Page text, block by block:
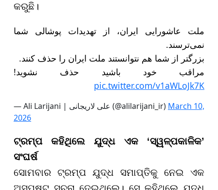
କରୁଛି।
ملت عاشورایی ایران، از تهدیدات پوشالی شما
نمی‌ترسند.
بزرگتر از شما هم نتوانستند ملت ایران را حذف کنند.
مراقب خود باشید حذف نشوید!
pic.twitter.com/v1aWLoJk7K
— Ali Larijani | علی لاریجانی (@alilarijani_ir) March 10,
2026
ଟ୍ରମ୍ପ କହିଥିଲେ ଯୁଦ୍ଧ ଏକ ‘ସ୍ୱଳ୍ପକାଳିକ’
ସଂଘର୍ଷ
ସୋମବାର ଟ୍ରମ୍ପ ଯୁଦ୍ଧ ସମାପ୍ତିକୁ ନେଇ ଏକ
ଅସ୍ପଷ୍ଟ ସୂଚନା ଦେଇଥିଲେ। ସେ କହିଥିଲେ ଯୁଦ୍ଧ